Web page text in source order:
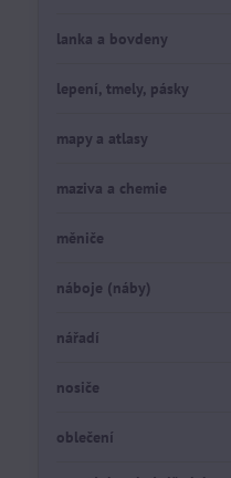
lanka a bovdeny
lepení, tmely, pásky
mapy a atlasy
maziva a chemie
měniče
náboje (náby)
nářadí
nosiče
oblečení